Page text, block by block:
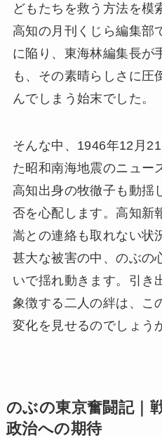
どもたちを救う方法を模
高知の月刊くじら編集部
に陥り、東海林編集長が
も、その素晴らしさに圧
んでしまう始末でした。
そんな中、1946年12月
た昭和南海地震のニュー
高知出身の牧徹子も動揺
否を心配します。高知新
嵩との連絡も取れない状
甚大な被害の中、のぶの
いで揺れ動きます。引き
象徴する二人の絆は、こ
変化を見せるのでしょう
のぶの東京奮闘記｜
政治への期待